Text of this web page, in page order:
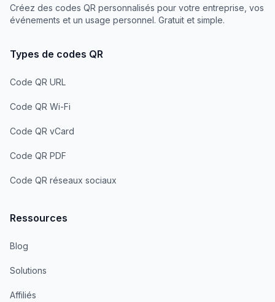
Créez des codes QR personnalisés pour votre entreprise, vos
événements et un usage personnel. Gratuit et simple.
Types de codes QR
Code QR URL
Code QR Wi-Fi
Code QR vCard
Code QR PDF
Code QR réseaux sociaux
Ressources
Blog
Solutions
Affiliés